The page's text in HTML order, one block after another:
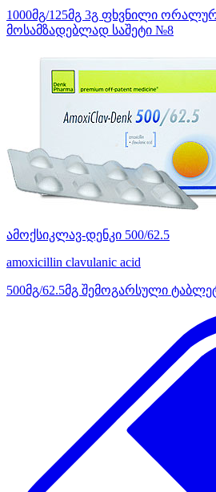
1000მგ/125მგ 3გ ფხვნილი
მოსამზადებლად საშეტი №8
ამოქსიკლავ-დენკი 500/62.5
amoxicillin clavulanic acid
500მგ/62.5მგ შემოგარსული